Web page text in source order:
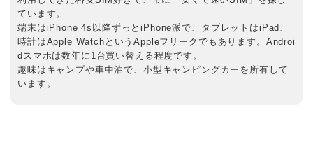
ています。
端末はiPhone 4s以降ずっとiPhone派で、タブレットはiPad、
時計はApple WatchというAppleフリークでもあります。Androi
dスマホは数年に1台買い替える程度です。
趣味はキャンプや車中泊で、小型キャンピングカーを所有して
います。